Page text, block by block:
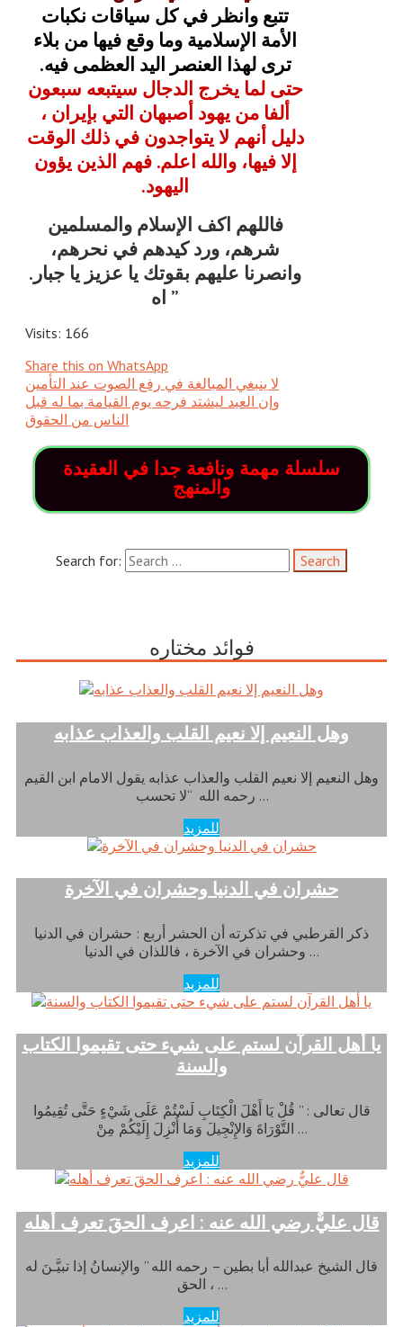
تتبع وانظر في كل سياقات نكبات
الأمة الإسلامية وما وقع فيها من بلاء
ترى لهذا العنصر اليد العظمى فيه.
حتى لما يخرج الدجال سيتبعه سبعون
ألفا من يهود أصبهان التي بإيران ،
دليل أنهم لا يتواجدون في ذلك الوقت
إلا فيها، والله اعلم. فهم الذين يؤون
اليهود.
فاللهم اكف الإسلام والمسلمين
شرهم، ورد كيدهم في نحرهم،
وانصرنا عليهم بقوتك يا عزيز يا جبار.
” اه
Visits: 166
Share this on WhatsApp
لا ينبغي المبالغة في رفع الصوت عند التأمين
وإن العبد ليشتد فرحه يوم القيامة بما له قبل
الناس من الحقوق
سلسلة مهمة ونافعة جدا في العقيدة
والمنهج
Search for:
فوائد مختاره
وهل النعيم إلا نعيم القلب والعذاب عذابه
وهل النعيم إلا نعيم القلب والعذاب عذابه يقول الامام ابن القيم
رحمه الله “لا تحسب …
للمزيد
حشران في الدنيا وحشران في الآخرة
ذكر القرطبي في تذكرته أن الحشر أربع : حشران في الدنيا
وحشران في الآخرة ، فاللذان في الدنيا …
للمزيد
يا أهل القرآن لستم على شيء حتى تقيموا الكتاب
والسنة
قال تعالى : ” قُلْ يَا أَهْلَ الْكِتَابِ لَسْتُمْ عَلَى شَيْءٍ حَتَّى تُقِيمُوا
التَّوْرَاةَ وَالإِنْجِيلَ وَمَا أُنْزِلَ إِلَيْكُمْ مِنْ …
للمزيد
قال عليٌّ رضي الله عنه : اعرف الحقَ تعرف أهله
قال الشيخ عبدالله أبا بطين – رحمه الله ” والإنسانُ إذا تبيَّـنَ له
الحق ، …
للمزيد